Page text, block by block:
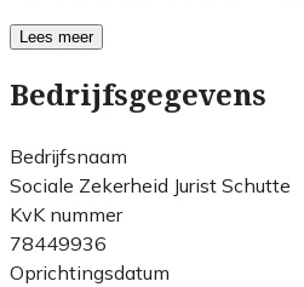
Lees meer
Bedrijfsgegevens
Bedrijfsnaam
Sociale Zekerheid Jurist Schutte
KvK nummer
78449936
Oprichtingsdatum